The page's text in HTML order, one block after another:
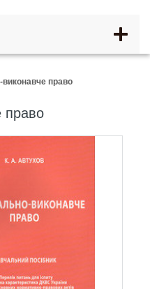
виконавче право
право